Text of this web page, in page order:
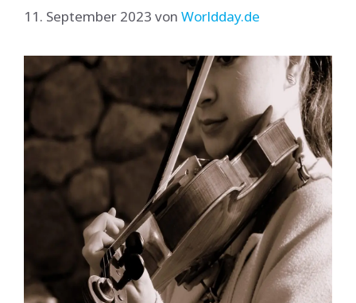
11. September 2023 von Worldday.de